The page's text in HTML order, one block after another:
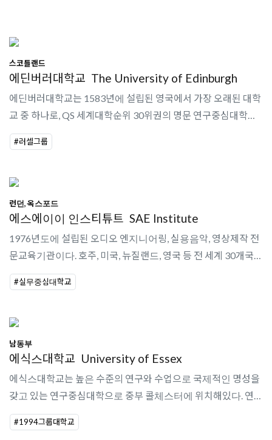
스코틀랜드
에딘버러대학교 The University of Edinburgh
에딘버러대학교는 1583년에 설립된 영국에서 가장 오래된 대학
교 중 하나로, QS 세계대학순위 30위권의 명문 연구중심대학교
이다.
#러셀그룹
런던, 옥스포드
에스에이이 인스티튜트 SAE Institute
1976년도에 설립된 오디오 엔지니어링, 실용음악, 영상제작 전
문교육기관이다. 호주, 미국, 뉴질랜드, 영국 등 전 세계 30개국
50여곳의 캠퍼스를 운영하고 있다. 최신 시설에서 24시간 언제
든지 개방된 스튜디오에..
#실무중심대학교
남동부
에식스대학교 University of Essex
에식스대학교는 높은 수준의 연구와 수업으로 국제적인 명성을
갖고 있는 연구중심대학으로 중부 콜체스터에 위치해있다. 연구
실적에서 15위, TEF Gold를 차지한 영국의 대표적인 교육기관
이다. 에식스대학교는 캠퍼..
#1994그룹대학교